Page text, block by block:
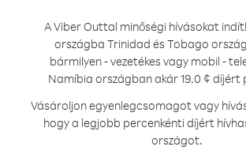
A Viber Outtal minőségi hívásokat
országba Trinidad és Tobago
bármilyen - vezetékes vagy mobil -
Namíbia országban akár 19.0 ¢ díjért
Vásároljon egyenlegcsomagot vagy
hogy a legjobb percenkénti díjért
országot.